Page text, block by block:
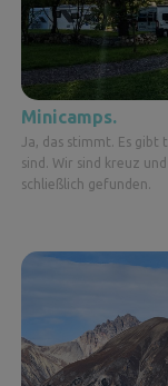
Minicamps.
Ja, das stimmt. Es
sind. Wir sind kreuz
schließlich gefunden.